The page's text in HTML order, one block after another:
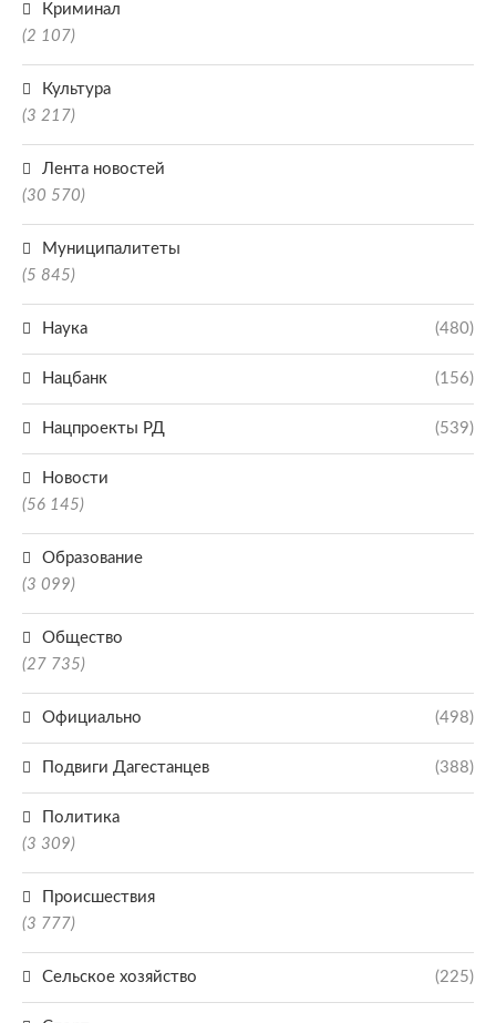
Криминал
(2 107)
Культура
(3 217)
Лента новостей
(30 570)
Муниципалитеты
(5 845)
Наука (480)
Нацбанк (156)
Нацпроекты РД (539)
Новости
(56 145)
Образование
(3 099)
Общество
(27 735)
Официально (498)
Подвиги Дагестанцев (388)
Политика
(3 309)
Происшествия
(3 777)
Сельское хозяйство (225)